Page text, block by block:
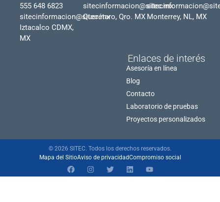
555 648 6823
sitecinformacion@sitec.mx
Iztacalco CDMX,
MX
sitecinformacion@sitec.mx
Querétaro, Qro. MX Monterrey, NL, MX
Enlaces de interés
Asesoría en línea
Blog
Contacto
Laboratorio de pruebas
Proyectos personalizados
© 2026 SITEC. Todos los derechos reservados.
Mapa del SitioAviso de privacidadCompromiso social